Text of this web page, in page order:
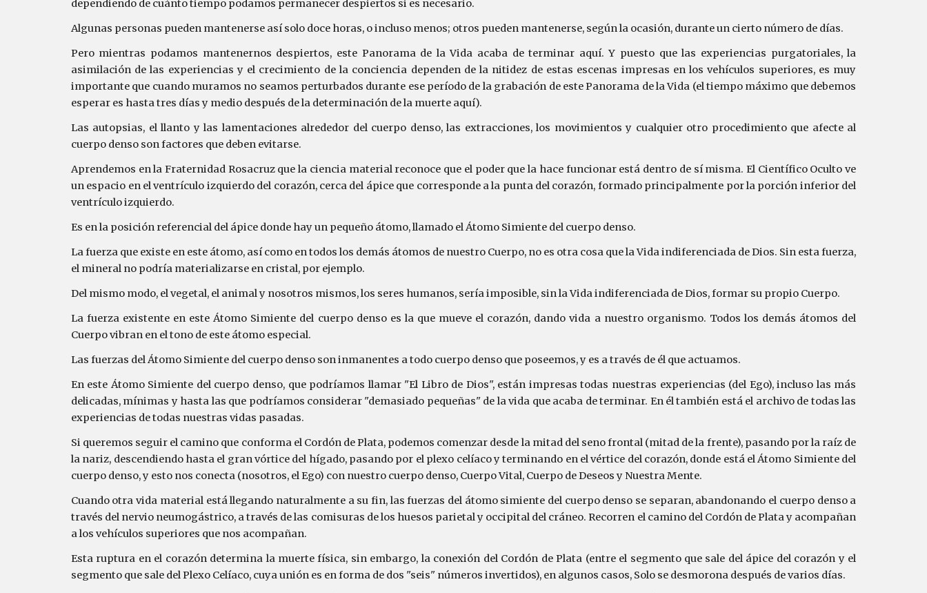
dependiendo de cuánto tiempo podamos permanecer despiertos si es necesario.
Algunas personas pueden mantenerse así solo doce horas, o incluso menos; otros pueden mantenerse, según la ocasión, durante un cierto número de días.
Pero mientras podamos mantenernos despiertos, este Panorama de la Vida acaba de terminar aquí. Y puesto que las experiencias purgatoriales, la
asimilación de las experiencias y el crecimiento de la conciencia dependen de la nitidez de estas escenas impresas en los vehículos superiores, es muy
importante que cuando muramos no seamos perturbados durante ese período de la grabación de este Panorama de la Vida (el tiempo máximo que debemos
esperar es hasta tres días y medio después de la determinación de la muerte aquí).
Las autopsias, el llanto y las lamentaciones alrededor del cuerpo denso, las extracciones, los movimientos y cualquier otro procedimiento que afecte al
cuerpo denso son factores que deben evitarse.
Aprendemos en la Fraternidad Rosacruz que la ciencia material reconoce que el poder que la hace funcionar está dentro de sí misma. El Científico Oculto ve
un espacio en el ventrículo izquierdo del corazón, cerca del ápice que corresponde a la punta del corazón, formado principalmente por la porción inferior del
ventrículo izquierdo.
Es en la posición referencial del ápice donde hay un pequeño átomo, llamado el Átomo Simiente del cuerpo denso.
La fuerza que existe en este átomo, así como en todos los demás átomos de nuestro Cuerpo, no es otra cosa que la Vida indiferenciada de Dios. Sin esta fuerza,
el mineral no podría materializarse en cristal, por ejemplo.
Del mismo modo, el vegetal, el animal y nosotros mismos, los seres humanos, sería imposible, sin la Vida indiferenciada de Dios, formar su propio Cuerpo.
La fuerza existente en este Átomo Simiente del cuerpo denso es la que mueve el corazón, dando vida a nuestro organismo. Todos los demás átomos del
Cuerpo vibran en el tono de este átomo especial.
Las fuerzas del Átomo Simiente del cuerpo denso son inmanentes a todo cuerpo denso que poseemos, y es a través de él que actuamos.
En este Átomo Simiente del cuerpo denso, que podríamos llamar "El Libro de Dios", están impresas todas nuestras experiencias (del Ego), incluso las más
delicadas, mínimas y hasta las que podríamos considerar "demasiado pequeñas" de la vida que acaba de terminar. En él también está el archivo de todas las
experiencias de todas nuestras vidas pasadas.
Si queremos seguir el camino que conforma el Cordón de Plata, podemos comenzar desde la mitad del seno frontal (mitad de la frente), pasando por la raíz de
la nariz, descendiendo hasta el gran vórtice del hígado, pasando por el plexo celíaco y terminando en el vértice del corazón, donde está el Átomo Simiente del
cuerpo denso, y esto nos conecta (nosotros, el Ego) con nuestro cuerpo denso, Cuerpo Vital, Cuerpo de Deseos y Nuestra Mente.
Cuando otra vida material está llegando naturalmente a su fin, las fuerzas del átomo simiente del cuerpo denso se separan, abandonando el cuerpo denso a
través del nervio neumogástrico, a través de las comisuras de los huesos parietal y occipital del cráneo. Recorren el camino del Cordón de Plata y acompañan
a los vehículos superiores que nos acompañan.
Esta ruptura en el corazón determina la muerte física, sin embargo, la conexión del Cordón de Plata (entre el segmento que sale del ápice del corazón y el
segmento que sale del Plexo Celíaco, cuya unión es en forma de dos "seis" números invertidos), en algunos casos, Solo se desmorona después de varios días.